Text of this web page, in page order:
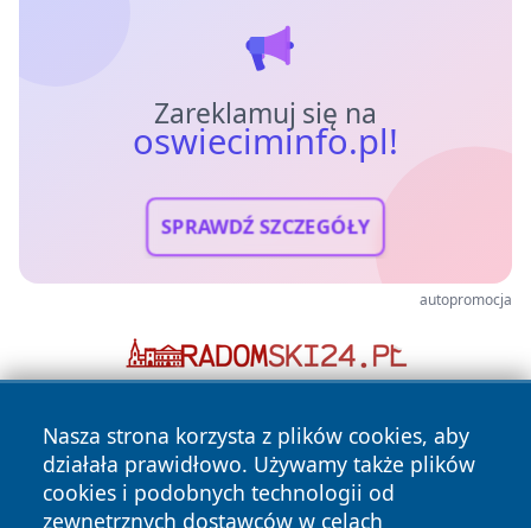
Zareklamuj się na
oswieciminfo.pl!
SPRAWDŹ SZCZEGÓŁY
autopromocja
Nasza strona korzysta z plików cookies, aby
działała prawidłowo. Używamy także plików
cookies i podobnych technologii od
zewnętrznych dostawców w celach